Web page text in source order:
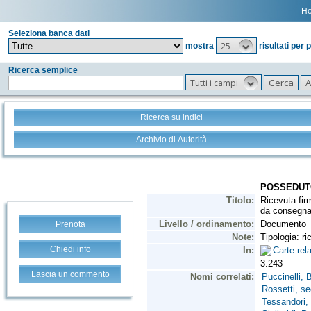
Seleziona banca dati
mostra
25 risultati per
Ricerca semplice
Tutti i campi
Ricerca su indici
Archivio di Autorità
Prenota
Chiedi info
Lascia un commento